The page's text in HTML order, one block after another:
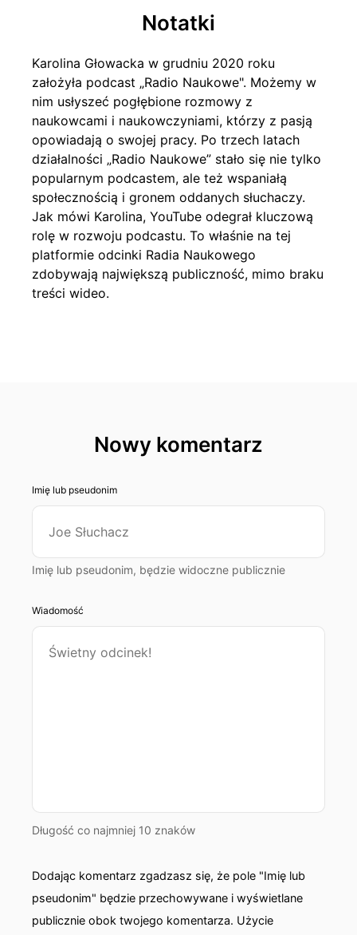
Notatki
Karolina Głowacka w grudniu 2020 roku
założyła podcast „Radio Naukowe". Możemy w
nim usłyszeć pogłębione rozmowy z
naukowcami i naukowczyniami, którzy z pasją
opowiadają o swojej pracy. Po trzech latach
działalności „Radio Naukowe” stało się nie tylko
popularnym podcastem, ale też wspaniałą
społecznością i gronem oddanych słuchaczy.
Jak mówi Karolina, YouTube odegrał kluczową
rolę w rozwoju podcastu. To właśnie na tej
platformie odcinki Radia Naukowego
zdobywają największą publiczność, mimo braku
treści wideo.
Nowy komentarz
Imię lub pseudonim
Imię lub pseudonim, będzie widoczne publicznie
Wiadomość
Długość co najmniej 10 znaków
Dodając komentarz zgadzasz się, że pole "Imię lub
pseudonim" będzie przechowywane i wyświetlane
publicznie obok twojego komentarza. Użycie